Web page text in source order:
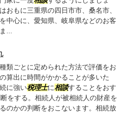
おもに三重県の四日市市、桑名市、
中心に、愛知県、岐阜県などのお客
...
類ごとに定められた方法で評価をお
算出に時間がかかることが多いた
に強い税理士に相談することをおす
をする。相続人が被相続人の財産を
のかの判断をおこないます。相続放